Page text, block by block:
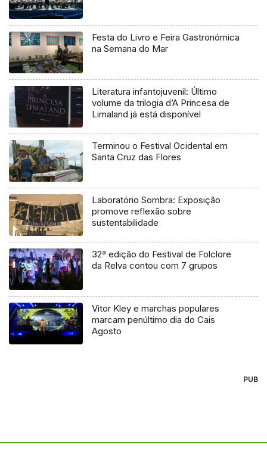
Festa do Livro e Feira Gastronómica
na Semana do Mar
Literatura infantojuvenil: Último
volume da trilogia d’A Princesa de
Limaland já está disponível
Terminou o Festival Ocidental em
Santa Cruz das Flores
Laboratório Sombra: Exposição
promove reflexão sobre
sustentabilidade
32ª edição do Festival de Folclore
da Relva contou com 7 grupos
Vitor Kley e marchas populares
marcam penúltimo dia do Cais
Agosto
PUB